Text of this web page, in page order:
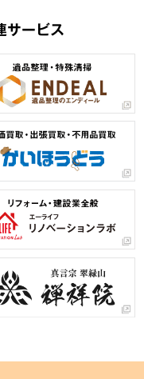
サービス